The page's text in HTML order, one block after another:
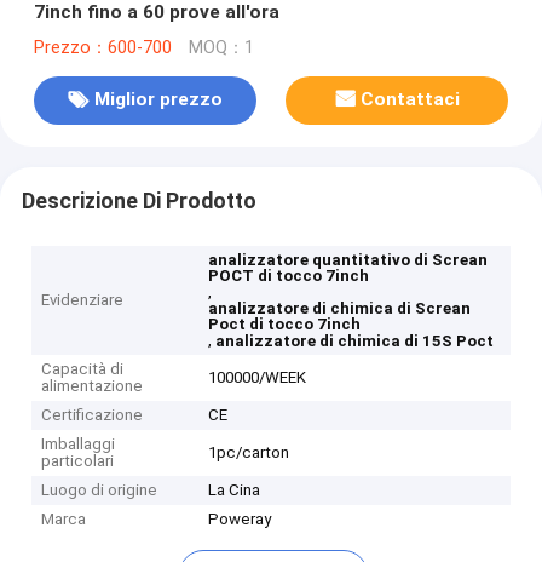
7inch fino a 60 prove all'ora
Prezzo：600-700 MOQ：1
Miglior prezzo Contattaci
Descrizione Di Prodotto
Evidenziare
analizzatore quantitativo di Screan
POCT di tocco 7inch
,
analizzatore di chimica di Screan
Poct di tocco 7inch
, analizzatore di chimica di 15S Poct
Capacità di
alimentazione
100000/WEEK
Certificazione
CE
Imballaggi
particolari
1pc/carton
Luogo di origine
La Cina
Marca
Poweray